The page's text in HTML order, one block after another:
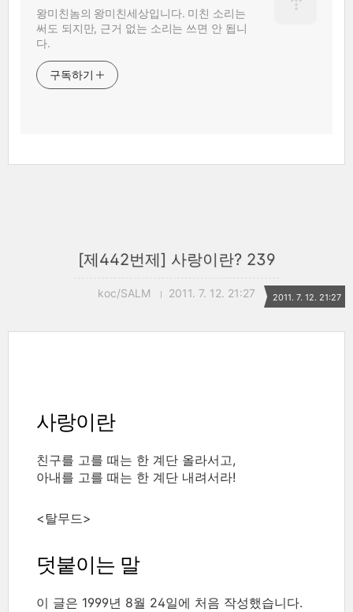
왕미친놈의 왕미친세상입니다. 미친 소리는
써도 되지만, 근거 없는 소리는 쓰면 안 됩니
다.
구독하기
[제442번제] 사랑이란? 239
koc/SALM 2011. 7. 12. 21:27 2011. 7. 12. 21:27
사랑이란
친구를 고를 때는 한 계단 올라서고,
아내를 고를 때는 한 계단 내려서라!
<탈무드>
덧붙이는 말
이 글은 1999년 8월 24일에 처음 작성했습니다.